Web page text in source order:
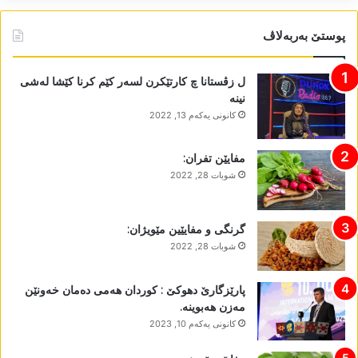
پوستێ بەربەلاڤ
ل زڤستانا چ کارتێکرن لسەر کێم کرنا کێشا لەشی
نینە
كانونی یه‌كه‌م 13, 2022
مفایێن تفران:
شوبات 28, 2022
گرنگی و مفایێین مێویژان:
شوبات 28, 2022
پارێزگارێ دھوکێ : کوردان ھەمی دەمان خەونێن
مەزن ھەبوینە.
كانونی یه‌كه‌م 10, 2023